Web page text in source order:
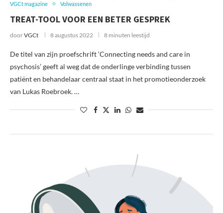
VGCt magazine
Volwassenen
TREAT-TOOL VOOR EEN BETER GESPREK
doorVGCt 8 augustus 2022 8 minuten leestijd
De titel van zijn proefschrift ‘Connecting needs and care in
psychosis’ geeft al weg dat de onderlinge verbinding tussen
patiënt en behandelaar centraal staat in het promotieonderzoek
van Lukas Roebroek. …